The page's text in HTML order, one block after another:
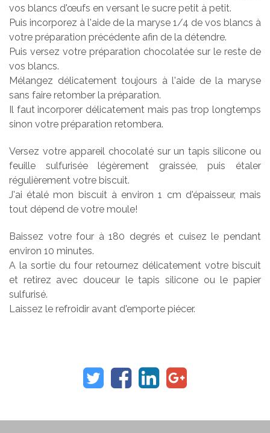
vos blancs d'œufs en versant le sucre petit à petit.
Puis incorporez à l'aide de la maryse 1/4 de vos blancs à
votre préparation précédente afin de la détendre.
Puis versez votre préparation chocolatée sur le reste de
vos blancs.
Mélangez délicatement toujours à l'aide de la maryse
sans faire retomber la préparation.
Il faut incorporer délicatement mais pas trop longtemps
sinon votre préparation retombera.
Versez votre appareil chocolaté sur un tapis silicone ou
feuille sulfurisée légèrement graissée, puis étaler
régulièrement votre biscuit.
J'ai étalé mon biscuit à environ 1 cm d'épaisseur, mais
tout dépend de votre moule!
Baissez votre four à 180 degrés et cuisez le pendant
environ 10 minutes.
A la sortie du four retournez délicatement votre biscuit
et retirez avec douceur le tapis silicone ou le papier
sulfurisé.
Laissez le refroidir avant d'emporte piécer.